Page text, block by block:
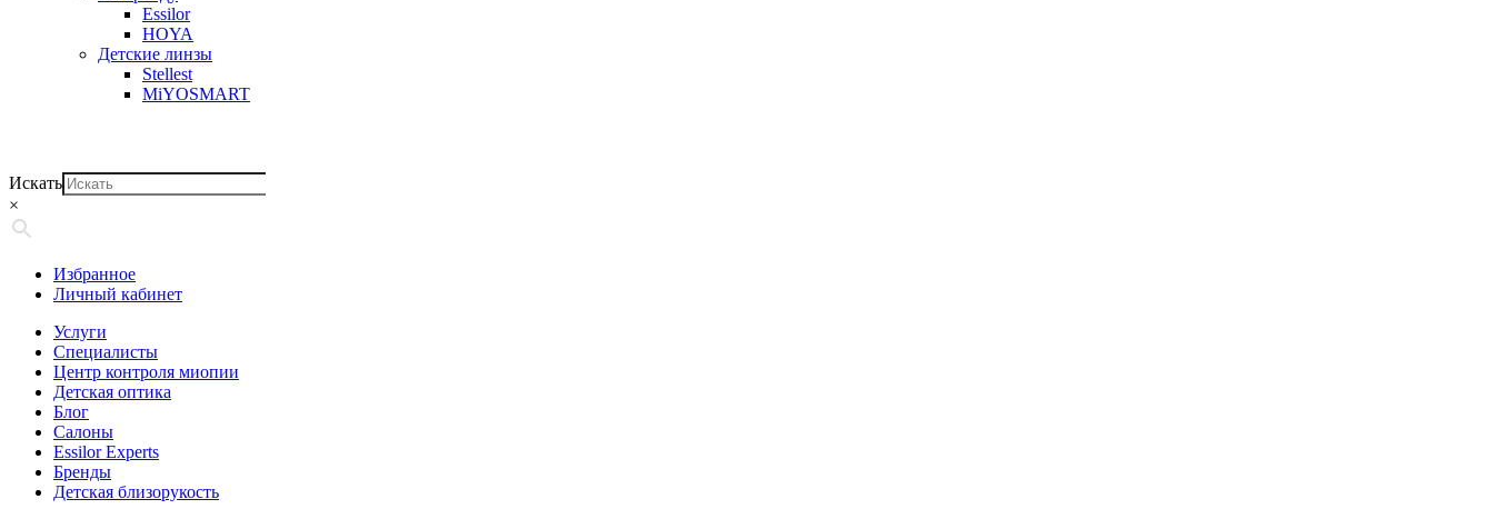
Essilor
HOYA
Детские линзы
Stellest
MiYOSMART
Искать
×
Избранное
Личный кабинет
Услуги
Специалисты
Центр контроля миопии
Детская оптика
Блог
Салоны
Essilor Experts
Бренды
Детская близорукость